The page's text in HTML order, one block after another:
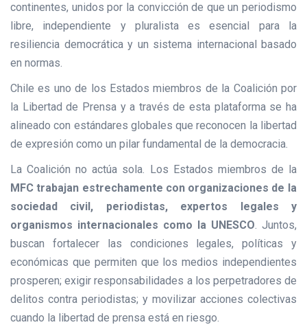
continentes, unidos por la convicción de que un periodismo
libre, independiente y pluralista es esencial para la
resiliencia democrática y un sistema internacional basado
en normas.
Chile es uno de los Estados miembros de la Coalición por
la Libertad de Prensa y a través de esta plataforma se ha
alineado con estándares globales que reconocen la libertad
de expresión como un pilar fundamental de la democracia.
La Coalición no actúa sola. Los Estados miembros de la
MFC trabajan estrechamente con organizaciones de la
sociedad civil, periodistas, expertos legales y
organismos internacionales como la UNESCO. Juntos,
buscan fortalecer las condiciones legales, políticas y
económicas que permiten que los medios independientes
prosperen; exigir responsabilidades a los perpetradores de
delitos contra periodistas; y movilizar acciones colectivas
cuando la libertad de prensa está en riesgo.